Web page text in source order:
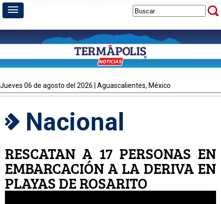
jueves 06 de agosto del 2026 | Aguascalientes, México
Nacional
RESCATAN A 17 PERSONAS EN
EMBARCACIÓN A LA DERIVA EN
PLAYAS DE ROSARITO